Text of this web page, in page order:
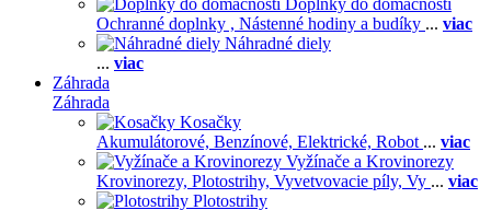
Doplnky do domácnosti
Ochranné doplnky , Nástenné hodiny a budíky ... viac
Náhradné diely
... viac
Záhrada
Záhrada
Kosačky
Akumulátorové, Benzínové, Elektrické, Robot ... viac
Vyžínače a Krovinorezy
Krovinorezy, Plotostrihy, Vyvetvovacie píly, Vy ... viac
Plotostrihy